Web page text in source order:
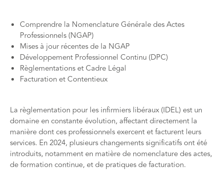
Comprendre la Nomenclature Générale des Actes
Professionnels (NGAP)
Mises à jour récentes de la NGAP
Développement Professionnel Continu (DPC)
Règlementations et Cadre Légal
Facturation et Contentieux
La règlementation pour les infirmiers libéraux (IDEL) est un
domaine en constante évolution, affectant directement la
manière dont ces professionnels exercent et facturent leurs
services. En 2024, plusieurs changements significatifs ont été
introduits, notamment en matière de nomenclature des actes,
de formation continue, et de pratiques de facturation.